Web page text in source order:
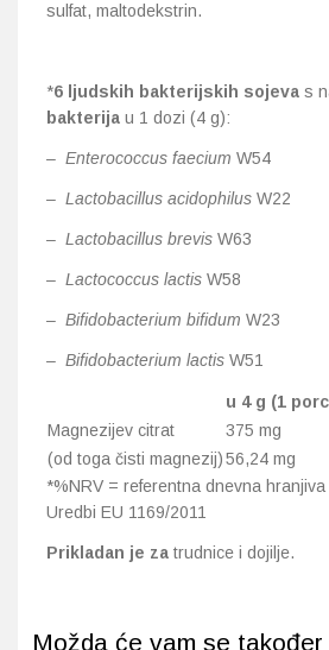
sulfat, maltodekstrin.
*6 ljudskih bakterijskih sojeva s
bakterija u 1 dozi (4 g):
– Enterococcus faecium W54
– Lactobacillus acidophilus W22
– Lactobacillus brevis W63
– Lactococcus lactis W58
– Bifidobacterium bifidum W23
– Bifidobacterium lactis W51
u 4 g (1
Magnezijev citrat
375 mg
(od toga čisti magnezij)56,24 mg
*%NRV = referentna dnevna
Uredbi EU 1169/2011
Prikladan je za trudnice i dojilje.
Možda će vam se također